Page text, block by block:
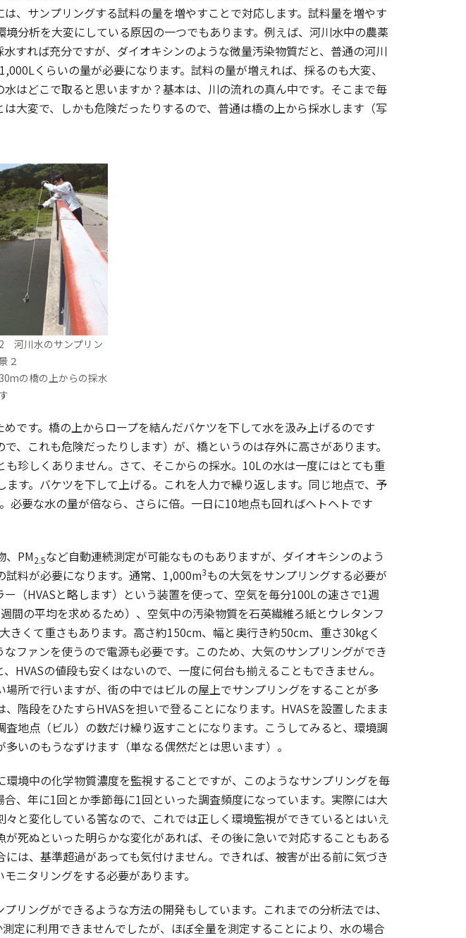
、サンプリングする試料の量を増やすことで対応します。試料量を増やす
分析を大変にしている原因の一つでもあります。例えば、河川水中の農薬
すれば充分ですが、ダイオキシンのような微量汚染物質だと、普通の河川
くらいの量が必要になります。試料の量が増えれば、採るのも大変、
はどこで取ると思いますか？基本は、川の流れの真ん中です。そこまで毎
大変で、しかも危険だったりするので、普通は橋の上から採水します（写
河川水のサンプリン
２
の橋の上からの採水
す。橋の上からロープを結んだバケツを下して水を汲み上げるのです
、これも危険だったりします）が、橋というのは存外に高さがあります。
珍しくありません。さて、そこからの採水。10Lの水は一度にはとても重
す。バケツを下して上げる。これを人力で繰り返します。同じ地点で、予
必要な水の量が倍なら、さらに倍。一日に10地点も回ればヘトヘトです
、PM2.5など自動連続測定が可能なものもありますが、ダイオキシンのよう
料が必要になります。通常、1,000m3もの大気をサンプリングする必要が
（HVASと略します）という装置を使って、空気を毎分100Lの速さで1週
間の平均を求めるため）、空気中の汚染物質を石英繊維ろ紙とウレタンフ
きくて重さもあります。高さ約150cm、幅と奥行き約50cm、重さ30kgく
ファンを使うので電源も必要です。このため、大気のサンプリングができ
HVASの値段も安くはないので、一度に何台も揃えることもできません。
所で行いますが、街の中ではビルの屋上でサンプリングをすることが多
階段をひたすらHVASを担いで登ることになります。HVASを設置したまま
地点（ビル）の数だけ繰り返すことになります。こうしてみると、環境調
いのもうなずけます（単なる偶然だとは思います）。
境中の化学物質濃度を監視することですが、このようなサンプリングを毎
、年に1回とか季節毎に1回といった調査頻度になっています。実際には大
と変化している筈なので、これでは正しく環境監視ができているとはいえ
死ぬといった明らかな変化があれば、その後に急いで対応することもある
は、基準超過があっても気付けません。できれば、被害が出る前に気づき
ニタリングをする必要があります。
リングができるような方法の開発もしています。これまでの分析法では、
定に利用できませんでしたが、ほぼ全量を測定することにより、水の場合